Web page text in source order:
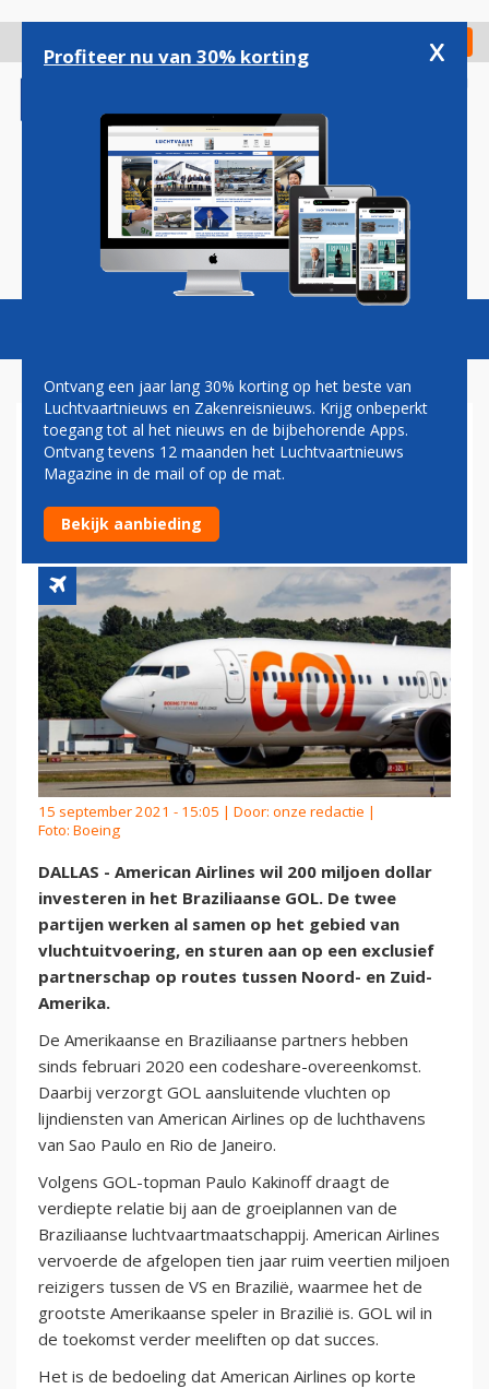
gaan
Check in
Magazine Podcasts Vacatures
AMERICAN AIRLINES
INVESTEERT 200 MILJOEN
DOLLAR IN GOL
15 september 2021 - 15:05 | Door: onze redactie |
Foto: Boeing
DALLAS - American Airlines wil 200 miljoen dollar
investeren in het Braziliaanse GOL. De twee
partijen werken al samen op het gebied van
vluchtuitvoering, en sturen aan op een exclusief
partnerschap op routes tussen Noord- en Zuid-
Amerika.
De Amerikaanse en Braziliaanse partners hebben
sinds februari 2020 een codeshare-overeenkomst.
Daarbij verzorgt GOL aansluitende vluchten op
lijndiensten van American Airlines op de luchthavens
van Sao Paulo en Rio de Janeiro.
Volgens GOL-topman Paulo Kakinoff draagt de
verdiepte relatie bij aan de groeiplannen van de
Braziliaanse luchtvaartmaatschappij. American Airlines
vervoerde de afgelopen tien jaar ruim veertien miljoen
reizigers tussen de VS en Brazilië, waarmee het de
grootste Amerikaanse speler in Brazilië is. GOL wil in
de toekomst verder meeliften op dat succes.
Het is de bedoeling dat American Airlines op korte
Profiteer nu van 30% korting x
Ontvang een jaar lang 30% korting op het beste van
Luchtvaartnieuws en Zakenreisnieuws. Krijg onbeperkt
toegang tot al het nieuws en de bijbehorende Apps.
Ontvang tevens 12 maanden het Luchtvaartnieuws
Magazine in de mail of op de mat.
Bekijk aanbieding